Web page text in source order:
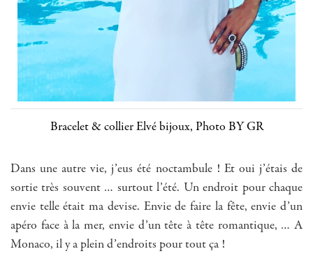
Bracelet & collier Elvé bijoux, Photo BY GR
Dans une autre vie, j’eus été noctambule ! Et oui j’étais de
sortie très souvent … surtout l’été. Un endroit pour chaque
envie telle était ma devise. Envie de faire la fête, envie d’un
apéro face à la mer, envie d’un tête à tête romantique, … A
Monaco, il y a plein d’endroits pour tout ça !